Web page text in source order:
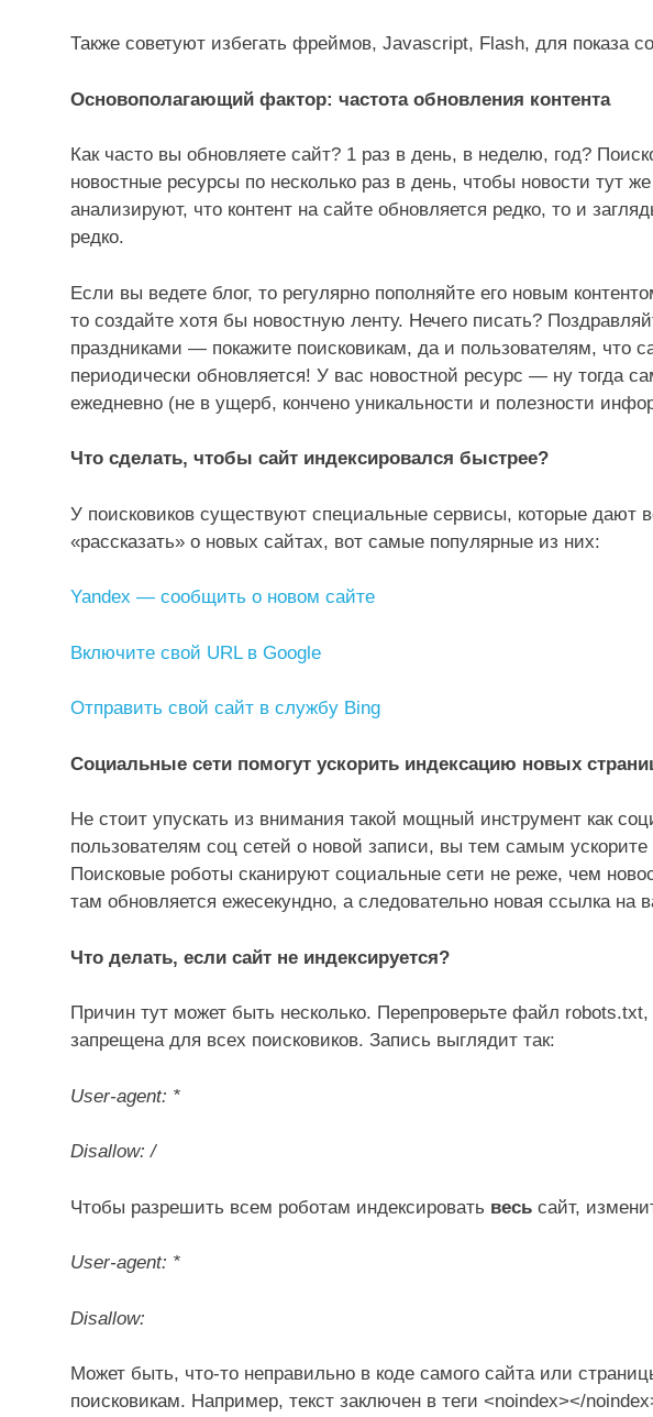
Также советуют избегать фреймов, Javascript, Flash, для показа
Основополагающий фактор: частота обновления контента
Как часто вы обновляете сайт? 1 раз в день, в неделю, год?
новостные ресурсы по несколько раз в день, чтобы новости тут
анализируют, что контент на сайте обновляется редко, то и
редко.
Если вы ведете блог, то регулярно пополняйте его новым
то создайте хотя бы новостную ленту. Нечего писать?
праздниками — покажите поисковикам, да и пользователям, что
периодически обновляется! У вас новостной ресурс — ну тогда
ежедневно (не в ущерб, кончено уникальности и полезности
Что сделать, чтобы сайт индексировался быстрее?
У поисковиков существуют специальные сервисы, которые дают
«рассказать» о новых сайтах, вот самые популярные из них:
Yandex — сообщить о новом сайте
Включите свой URL в Google
Отправить свой сайт в службу Bing
Социальные сети помогут ускорить индексацию новых
Не стоит упускать из внимания такой мощный инструмент как
пользователям соц сетей о новой записи, вы тем самым ускорите
Поисковые роботы сканируют социальные сети не реже, чем
там обновляется ежесекундно, а следовательно новая ссылка на
Что делать, если сайт не индексируется?
Причин тут может быть несколько. Перепроверьте файл
запрещена для всех поисковиков. Запись выглядит так:
User-agent: *
Disallow: /
Чтобы разрешить всем роботам индексировать весь сайт,
User-agent: *
Disallow:
Может быть, что-то неправильно в коде самого сайта или
поисковикам. Например, текст заключен в теги <noindex></